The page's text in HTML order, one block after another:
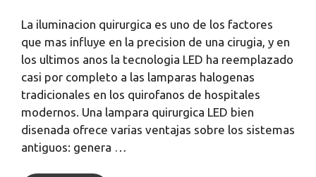
La iluminacion quirurgica es uno de los factores
que mas influye en la precision de una cirugia, y en
los ultimos anos la tecnologia LED ha reemplazado
casi por completo a las lamparas halogenas
tradicionales en los quirofanos de hospitales
modernos. Una lampara quirurgica LED bien
disenada ofrece varias ventajas sobre los sistemas
antiguos: genera …